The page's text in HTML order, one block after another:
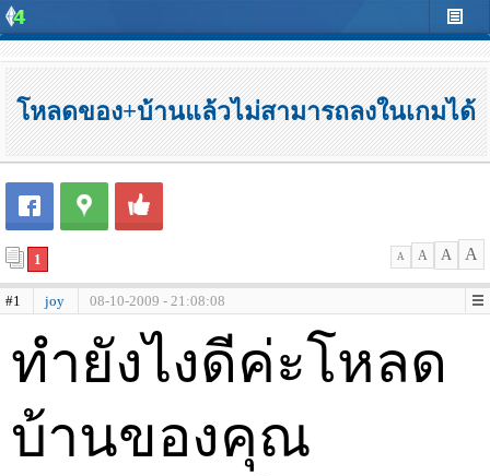
โหลดของ+บ้านแล้วไม่สามารถลงในเกมได้
1 A A A A
#1 joy 08-10-2009 - 21:08:08
ทำยังไงดีค่ะโหลด
บ้านของคุณ